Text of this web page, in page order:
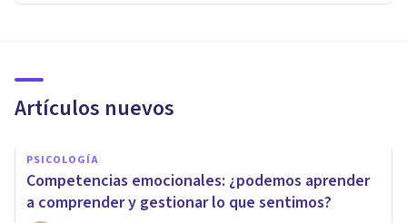
Artículos nuevos
PSICOLOGÍA
Competencias emocionales: ¿podemos aprender
a comprender y gestionar lo que sentimos?